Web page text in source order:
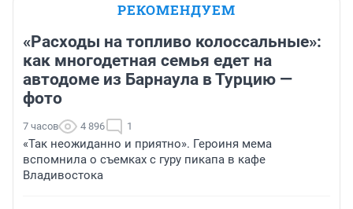
РЕКОМЕНДУЕМ
«Расходы на топливо колоссальные»:
как многодетная семья едет на
автодоме из Барнаула в Турцию —
фото
7 часов 4 896 1
«Так неожиданно и приятно». Героиня мема
вспомнила о съемках с гуру пикапа в кафе
Владивостока